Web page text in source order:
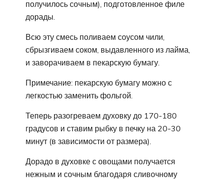
получилось сочным), подготовленное филе
дорады.
Всю эту смесь поливаем соусом чили,
сбрызгиваем соком, выдавленного из лайма,
и заворачиваем в пекарскую бумагу.
Примечание: пекарскую бумагу можно с
легкостью заменить фольгой.
Теперь разогреваем духовку до 170-180
градусов и ставим рыбку в печку на 20-30
минут (в зависимости от размера).
Дорадо в духовке с овощами получается
нежным и сочным благодаря сливочному